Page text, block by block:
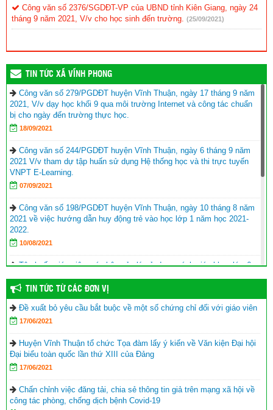
Công văn số 2376/SGDĐT-VP của UBND tỉnh Kiên Giang, ngày 24
tháng 9 năm 2021, V/v cho học sinh đến trường. (25/09/2021)
TIN TỨC XÃ VĨNH PHONG
Công văn số 279/PGDĐT huyện Vĩnh Thuận, ngày 17 tháng 9 năm
2021, V/v dạy học khối 9 qua môi trường Internet và công tác chuẩn
bị cho ngày đến trường thực học.
18/09/2021
Công văn số 244/PGDĐT huyện Vĩnh Thuận, ngày 6 tháng 9 năm
2021 V/v tham dự tập huấn sử dụng Hệ thống học và thi trực tuyến
VNPT E-Learning.
07/09/2021
Công văn số 198/PGDĐT huyện Vĩnh Thuận, ngày 10 tháng 8 năm
2021 về việc hướng dẫn huy động trẻ vào học lớp 1 năm học 2021-
2022.
10/08/2021
Tập huấn giáo viên, cán bộ quản lý sử dụng sách giáo khoa lớp 6
17/06/2021
Hội Khuyến học huyện Vĩnh Thuận trao tặng nhà khuyến học cho
học sinh nghèo xã Phong Đông
Agribank chi nhánh huyện Vĩnh Thuận Kiên Giang II trao tập cho 22
trường nhân lễ khai giảng năm học mới 2023-2024
huyện Vĩnh Thuận
(05/09/2023)
Thư của Chủ tịch nước Võ Văn Thưởng gửi ngành giáo dục nhân
TIN TỨC TỪ CÁC ĐƠN VỊ
Đề xuất bỏ yêu cầu bắt buộc về một số chứng chỉ đối với giáo viên
17/06/2021
Huyện Vĩnh Thuận tổ chức Tọa đàm lấy ý kiến về Văn kiện Đại hội
Đại biểu toàn quốc lần thứ XIII của Đảng
17/06/2021
Chấn chỉnh việc đăng tải, chia sẻ thông tin giả trên mạng xã hội về
công tác phòng, chống dịch bệnh Covid-19